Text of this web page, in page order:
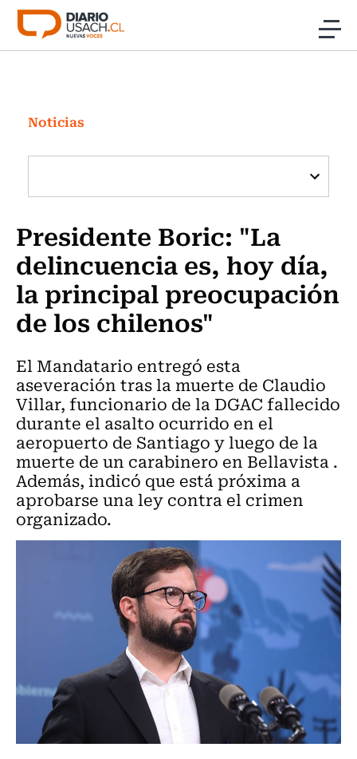
Click acá para ir directamente al contenido
Investigación
Cultura
Programas Radio y TV Usach
Noticias
Presidente Boric: "La
delincuencia es, hoy día,
la principal preocupación
de los chilenos"
El Mandatario entregó esta
aseveración tras la muerte de Claudio
Villar, funcionario de la DGAC fallecido
durante el asalto ocurrido en el
aeropuerto de Santiago y luego de la
muerte de un carabinero en Bellavista .
Además, indicó que está próxima a
aprobarse una ley contra el crimen
organizado.